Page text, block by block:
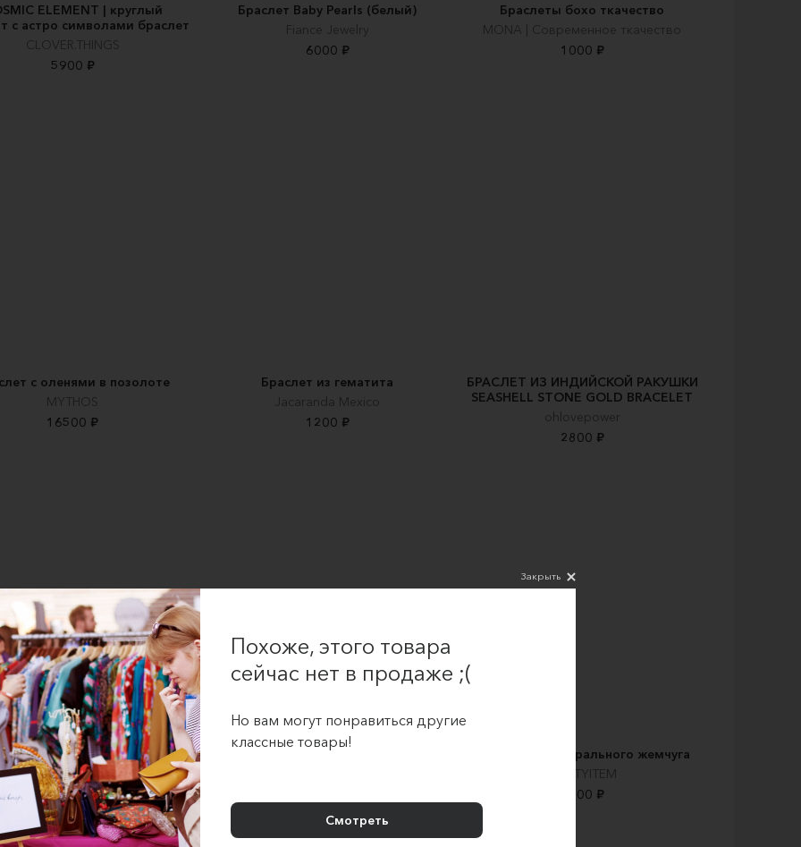
ELEMENT | круглый
с астро символами браслет
CLOVER.THINGS
5900 ₽
Браслет Baby Pearls (белый)
Fiance Jewelry
6000 ₽
Браслеты бохо ткачество
MONA | Современное ткачество
1000 ₽
с оленями в позолоте
MYTHOS
16500 ₽
Браслет из гематита
Jacaranda Mexico
1200 ₽
БРАСЛЕТ ИЗ ИНДИЙСКОЙ РАКУШКИ
SEASHELL STONE GOLD BRACELET
ohlovepower
2800 ₽
желаний красная нить с
для гармонии
WISH BAND
369 ₽
Браслет Сиреневая нежность
Браслет из натурального жемчуга
HOTTYITEM
5500 ₽
Закрыть
Похоже, этого товара
сейчас нет в продаже ;(
Но вам могут понравиться другие
классные товары!
Смотреть